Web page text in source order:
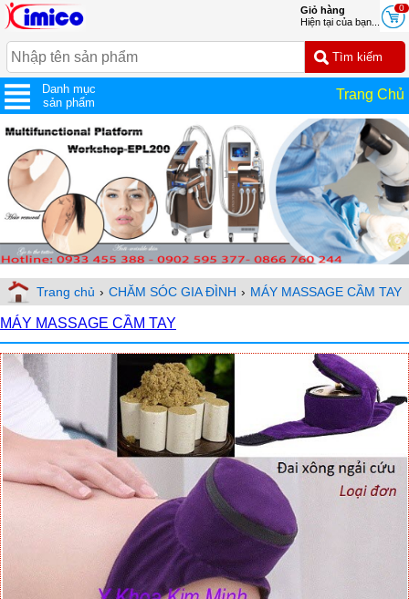
0
Giỏ hàng
Hiện tại của bạn...
Danh mục
sản phẩm
Trang Chủ
Trang chủ › CHĂM SÓC GIA ĐÌNH › MÁY MASSAGE CẦM TAY
MÁY MASSAGE CẦM TAY